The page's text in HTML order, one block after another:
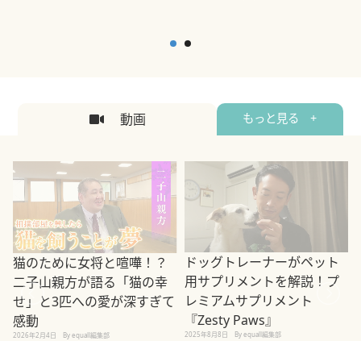
動画 もっと見る +
猫のために女将と喧嘩！？
二子山親方が語る「猫の幸
せ」と3匹への愛が深すぎて
感動
2026年2月4日 By equall編集部
ドッグトレーナーがペット
用サプリメントを解説！プ
レミアムサプリメント
『Zesty Paws』
2025年8月8日 By equall編集部